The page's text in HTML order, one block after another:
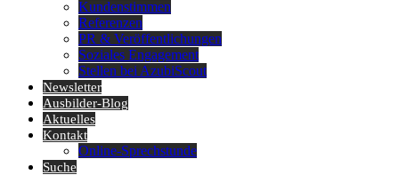
Kundenstimmen
Referenzen
PR & Veröffentlichungen
Soziales Engagement
Stellen bei AzubiScout
Newsletter
Ausbilder-Blog
Aktuelles
Kontakt
Online-Sprechstunde
Suche